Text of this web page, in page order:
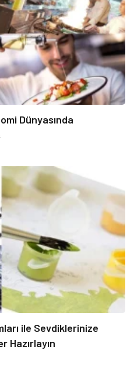
Dünyasında
ile Sevdiklerinize
Hazırlayın